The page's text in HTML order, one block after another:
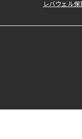
レバウェル